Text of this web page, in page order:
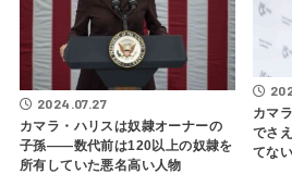
2024.07.27
カマラ・ハリスは奴隷オーナーの
子孫――数代前は120以上の奴隷を
所有していた悪名高い人物
カマ
でさ
てな